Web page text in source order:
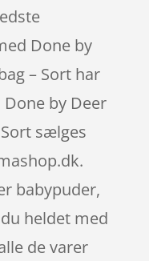
Done by
– Sort har
by Deer
sælges
babypuder,
heldet med
de varer